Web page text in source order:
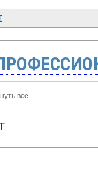
все